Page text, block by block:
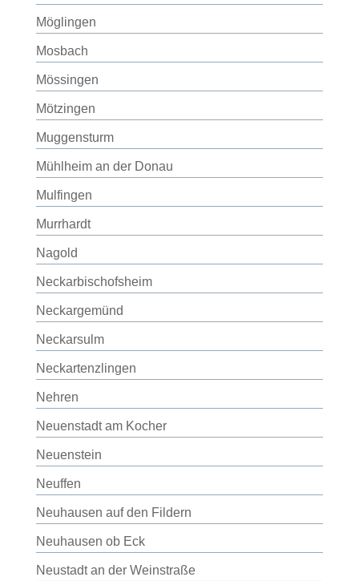
Möglingen
Mosbach
Mössingen
Mötzingen
Muggensturm
Mühlheim an der Donau
Mulfingen
Murrhardt
Nagold
Neckarbischofsheim
Neckargemünd
Neckarsulm
Neckartenzlingen
Nehren
Neuenstadt am Kocher
Neuenstein
Neuffen
Neuhausen auf den Fildern
Neuhausen ob Eck
Neustadt an der Weinstraße